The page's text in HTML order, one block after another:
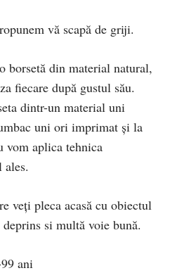
vă scapă de griji.
borsetă din material natural,
fiecare după gustul său.
dintr-un material uni
uni ori imprimat și la
vom aplica tehnica
ales.
veți pleca acasă cu obiectul
si multă voie bună.
ani